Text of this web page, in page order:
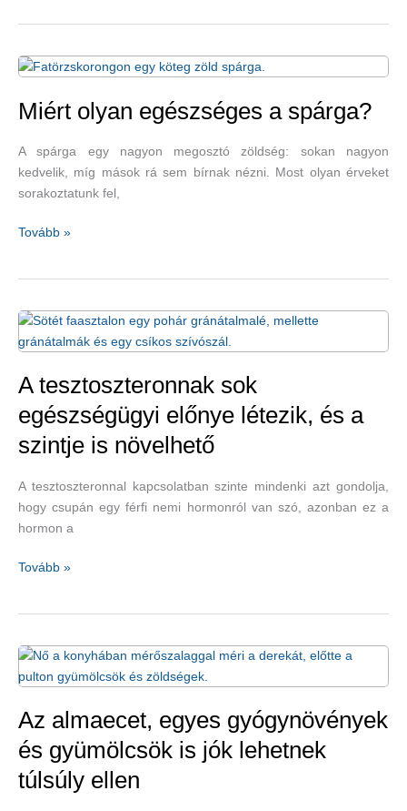
–
termogén
reggeli
ital
Miért olyan egészséges a spárga?
A spárga egy nagyon megosztó zöldség: sokan nagyon
kedvelik, míg mások rá sem bírnak nézni. Most olyan érveket
sorakoztatunk fel,
Miért
spárga?
Tovább »
A tesztoszteronnak sok
egészségügyi előnye létezik, és a
szintje is növelhető
A tesztoszteronnal kapcsolatban szinte mindenki azt gondolja,
hogy csupán egy férfi nemi hormonról van szó, azonban ez a
hormon a
A
előnye
létezik,
a
is
növelhető
Tovább »
Az almaecet, egyes gyógynövények
és gyümölcsök is jók lehetnek
túlsúly ellen